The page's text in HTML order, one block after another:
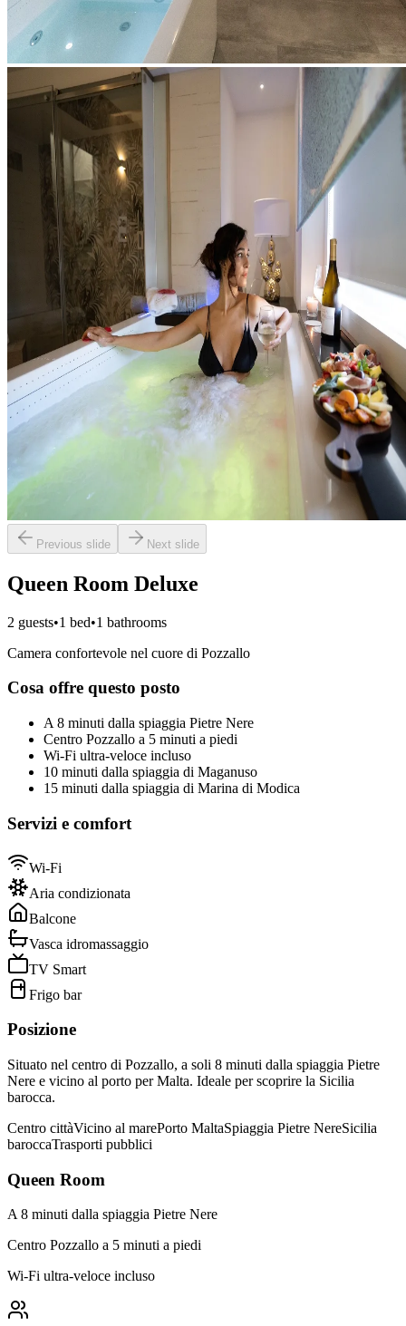
Previous slide Next slide
Queen Room Deluxe
2 guests•1 bed•1 bathrooms
Camera confortevole nel cuore di Pozzallo
Cosa offre questo posto
A 8 minuti dalla spiaggia Pietre Nere
Centro Pozzallo a 5 minuti a piedi
Wi-Fi ultra-veloce incluso
10 minuti dalla spiaggia di Maganuso
15 minuti dalla spiaggia di Marina di Modica
Servizi e comfort
Wi-Fi
Aria condizionata
Balcone
Vasca idromassaggio
TV Smart
Frigo bar
Posizione
Situato nel centro di Pozzallo, a soli 8 minuti dalla spiaggia Pietre
Nere e vicino al porto per Malta. Ideale per scoprire la Sicilia
barocca.
Centro cittàVicino al marePorto MaltaSpiaggia Pietre NereSicilia
baroccaTrasporti pubblici
Queen Room
A 8 minuti dalla spiaggia Pietre Nere
Centro Pozzallo a 5 minuti a piedi
Wi-Fi ultra-veloce incluso